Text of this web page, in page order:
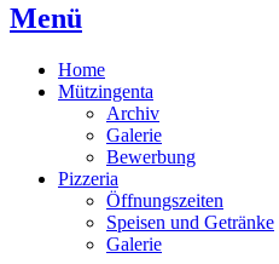
Menü
Home
Mützingenta
Archiv
Galerie
Bewerbung
Pizzeria
Öffnungszeiten
Speisen und Getränke
Galerie